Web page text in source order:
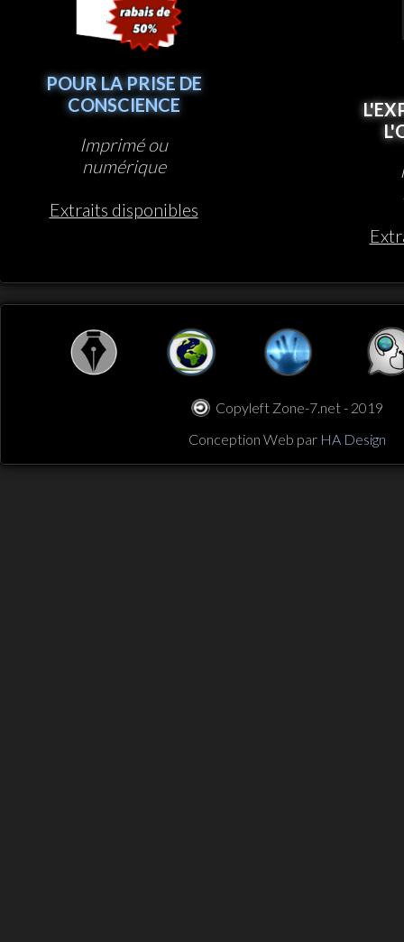
POUR LA PRISE DE
CONSCIENCE
Imprimé ou
numérique
Extraits disponibles
Copyleft Zone-7.net - 2019
Conception Web par HA Design